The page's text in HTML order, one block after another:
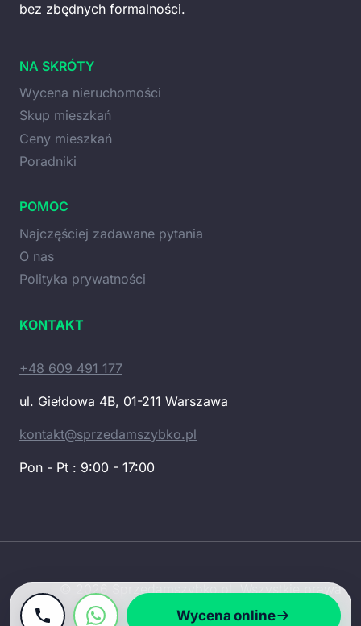
bez zbędnych formalności.
NA SKRÓTY
Wycena nieruchomości
Skup mieszkań
Ceny mieszkań
Poradniki
POMOC
Najczęściej zadawane pytania
O nas
Polityka prywatności
KONTAKT
+48 609 491 177
ul. Giełdowa 4B, 01-211 Warszawa
kontakt@sprzedamszybko.pl
Pon - Pt : 9:00 - 17:00
© 2026 Sprzedamszybko.pl. Wszystkie prawa
zastrzeżone.
Wycena online